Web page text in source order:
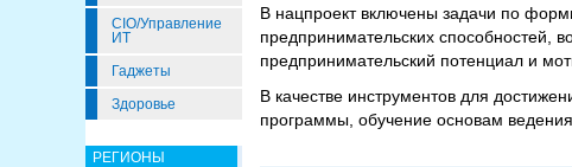
CIO/Управление
ИТ
Гаджеты
Здоровье
РЕГИОНЫ
В нацпроект включены задачи по
предпринимательских способностей,
предпринимательский потенциал и
В качестве инструментов для
программы, обучение основам